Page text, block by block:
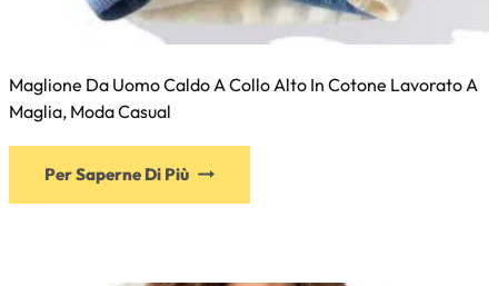
Maglione Da Uomo Caldo A Collo Alto In Cotone Lavorato A
Maglia, Moda Casual
Per Saperne Di Più